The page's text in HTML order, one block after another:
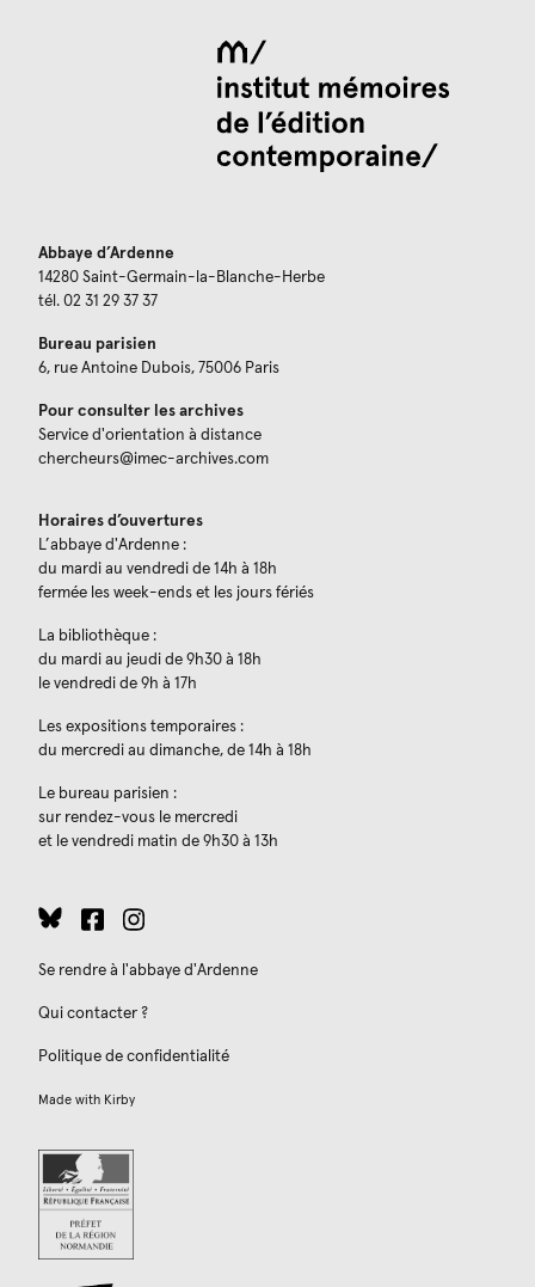
Abbaye d’Ardenne
14280 Saint-Germain-la-Blanche-Herbe
tél. 02 31 29 37 37
Bureau parisien
6, rue Antoine Dubois, 75006 Paris
Pour consulter les archives
Service d'orientation à distance
chercheurs@imec-archives.com
Horaires d’ouvertures
L’abbaye d'Ardenne :
du mardi au vendredi de 14h à 18h
fermée les week-ends et les jours fériés
La bibliothèque :
du mardi au jeudi de 9h30 à 18h
le vendredi de 9h à 17h
Les expositions temporaires :
du mercredi au dimanche, de 14h à 18h
Le bureau parisien :
sur rendez-vous le mercredi
et le vendredi matin de 9h30 à 13h
Se rendre à l'abbaye d'Ardenne
Qui contacter ?
Politique de confidentialité
Made with Kirby